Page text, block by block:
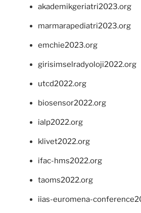
akademikgeriatri2023.org
marmarapediatri2023.org
emchie2023.org
girisimselradyoloji2022.org
utcd2022.org
biosensor2022.org
ialp2022.org
klivet2022.org
ifac-hms2022.org
taoms2022.org
iias-euromena-